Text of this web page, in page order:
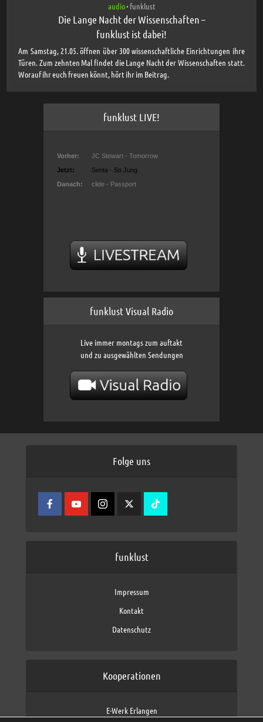
audio• funklust
Die Lange Nacht der Wissenschaften –
funklust ist dabei!
Am Samstag, 21.05. öffnen über 300 wissenschaftliche Einrichtungen ihre
Türen. Zum zehnten Mal findet die Lange Nacht der Wissenschaften statt.
Worauf ihr euch freuen könnt, hört ihr im Beitrag.
funklust LIVE!
funklust Visual Radio
Live immer montags zum auftakt
und zu ausgewählten Sendungen
Folge uns
funklust
Impressum
Kontakt
Datenschutz
Kooperationen
E-Werk Erlangen